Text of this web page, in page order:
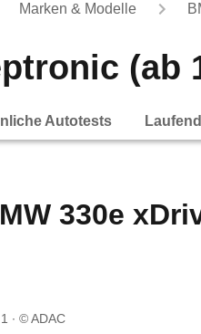
Marken & Modelle
(ab
Autotests
330e
© ADAC